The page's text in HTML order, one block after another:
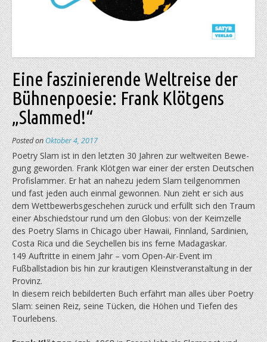
Eine faszinierende Weltreise der
Bühnenpoesie: Frank Klötgens
„Slammed!“
Posted onOktober 4, 2017
Poetry Slam ist in den letzten 30 Jahren zur weltweiten Bewe­
gung geworden. Frank Klötgen war einer der ersten Deutschen
Profislammer. Er hat an nahezu jedem Slam teilgenommen
und fast jeden auch einmal gewonnen. Nun zieht er sich aus
dem Wettbewerbsgeschehen zurück und erfüllt sich den Traum
einer Abschiedstour rund um den Globus: von der Keimzelle
des Poetry Slams in Chicago über Hawaii, Finnland, Sardinien,
Costa Rica und die Seychellen bis ins ferne Madagaskar.
149 Auftritte in einem Jahr – vom Open-Air-Event im
Fußballstadion bis hin zur krautigen Kleinstveranstaltung in der
Provinz.
In diesem reich bebilderten Buch erfährt man alles über Poetry
Slam: seinen Reiz, seine Tücken, die Höhen und Tiefen des
Tourlebens.